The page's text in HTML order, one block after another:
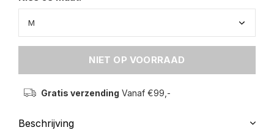
NIET OP VOORRAAD
Gratis verzending Vanaf €99,-
Beschrijving